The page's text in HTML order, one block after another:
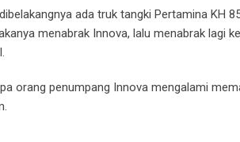
ada truk tangki Pertamina KH
menabrak Innova, lalu menabrak lagi
orang penumpang Innova mengalami